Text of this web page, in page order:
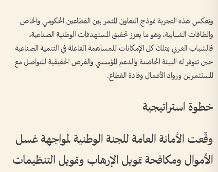
وتعكس هذه التجربة نموذج التعاون المثمر بين القطاعين الحكومي والخاص
والطاقات الشبابية، وهو ما يعزز تحقيق المستهدفات الوطنية الصناعية،
فالشباب العربي يمتلك كل الإمكانات للمساهمة الفاعلة في التنمية الصناعية
حين تتوفر له البيئة الحاضنة والدعم المؤسسي والفرص الحقيقية للتواصل مع
المستثمرين ورواد الأعمال وقادة القطاع.
خطوة استراتيجية
وقّعت الأمانة العامة للجنة الوطنية لمواجهة غسل
الأموال ومكافحة تمويل الإرهاب وتمويل التنظيمات